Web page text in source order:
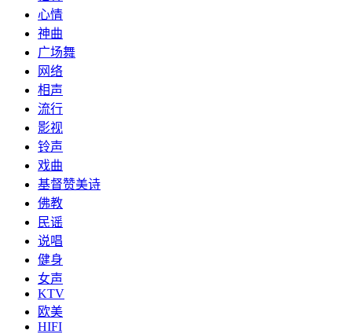
心情
神曲
广场舞
网络
相声
流行
影视
铃声
戏曲
基督赞美诗
佛教
民谣
说唱
健身
女声
KTV
欧美
HIFI